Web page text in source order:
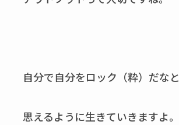
自分で自分をロック（粋）だなと
思えるように生きていきますよ。